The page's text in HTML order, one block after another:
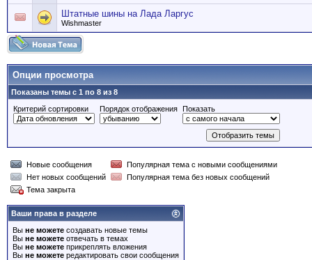
Штатные шины на Лада Ларгус
Wishmaster
Опции просмотра
Показаны темы с 1 по 8 из 8
Критерий сортировки
Порядок отображения Показать
Новые сообщения
Популярная тема с новыми сообщениями
Нет новых сообщений
Популярная тема без новых сообщений
Тема закрыта
Ваши права в разделе
Вы не можете создавать новые темы
Вы не можете отвечать в темах
Вы не можете прикреплять вложения
Вы не можете редактировать свои сообщения